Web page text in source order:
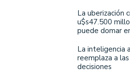
La uberización
u$s47.500
puede domar
La inteligencia
reemplaza a
decisiones